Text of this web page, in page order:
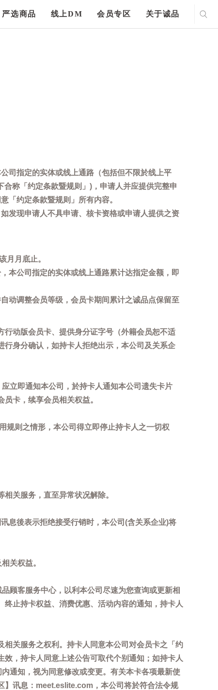
严选商品 线上DM 会员专区 关于诚品
司指定的实体或线上通路（包括但不限於线上平
称「约定条款暨规则」)，申请人并应提供完整申
「约定条款暨规则」所有内容。
发现申请人不具申请、核卡资格或申请人提供之资
月月底止。
本公司指定的实体或线上通路累计达指定金额，即
动调整会员等级，会员卡期间累计之诚品点保留至
动版会员卡、提供身分证字号（外籍会员恕不适
身分确认，如持卡人拒绝出示，本公司及关系企
立即通知本公司，於持卡人通知本公司遗失卡片
卡，续享会员相关权益。
规则之情形，本公司得立即停止持卡人之一切权
关服务，直至异常状况解除。
息後表示拒绝接受行销时，本公司(含关系企业)将
关权益。
顾客服务中心，以利本公司尽速为您查询或更新相
止持卡权益、消费优惠、活动内容的通知，持卡人
关服务之权利。持卡人同意本公司对会员卡之「约
，持卡人同意上述公告可取代个别通知；如持卡人
通知，视为同意修改或变更。有关本卡各项最新使
】讯息：meet.eslite.com，本公司将於符合法令规